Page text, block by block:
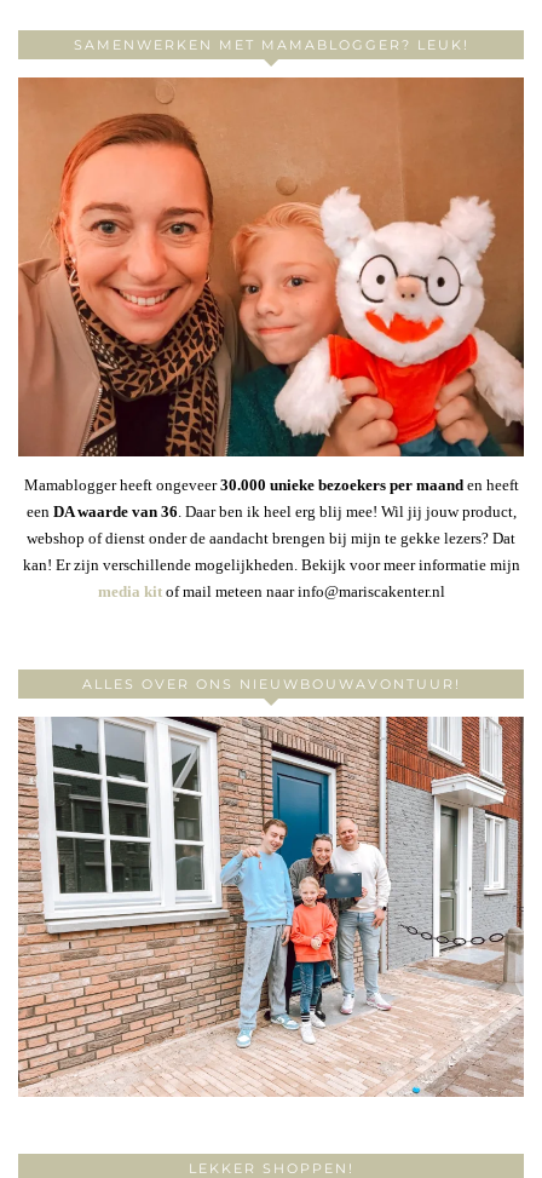
SAMENWERKEN MET MAMABLOGGER? LEUK!
Mamablogger heeft ongeveer30.000 unieke bezoekers per maanden heeft
een DA waarde van 36. Daar ben ik heel erg blij mee! Wil jij jouw product,
webshop of dienst onder de aandacht brengen bij mijn te gekke lezers? Dat
kan! Er zijn verschillende mogelijkheden. Bekijk voor meer informatie mijn
media kitof mail meteen naar info@mariscakenter.nl
ALLES OVER ONS NIEUWBOUWAVONTUUR!
LEKKER SHOPPEN!